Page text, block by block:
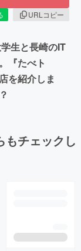
URLコピー
生と長崎のIT
『たべト
を紹介しま
もチェックし